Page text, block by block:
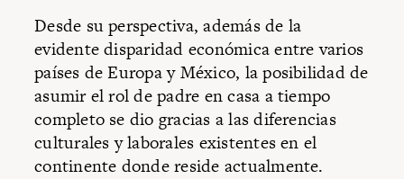
Desde su perspectiva, además de la
evidente disparidad económica entre varios
países de Europa y México, la posibilidad de
asumir el rol de padre en casa a tiempo
completo se dio gracias a las diferencias
culturales y laborales existentes en el
continente donde reside actualmente.